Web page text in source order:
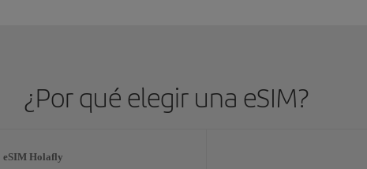
¿Por qué elegir una eSIM?
eSIM Holafly